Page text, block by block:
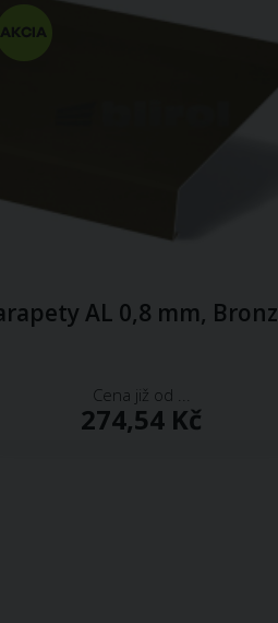
AL 0,8 mm, Bronz
Cena již od ...
274,54 Kč